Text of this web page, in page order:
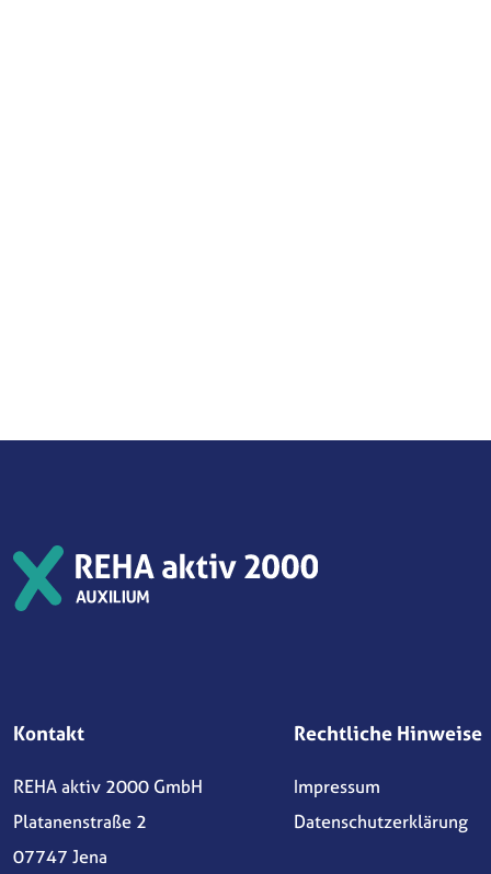
Kontakt
REHA aktiv 2000 GmbH
Platanenstraße 2
07747 Jena
Rechtliche Hinweise
Impressum
Datenschutzerklärung